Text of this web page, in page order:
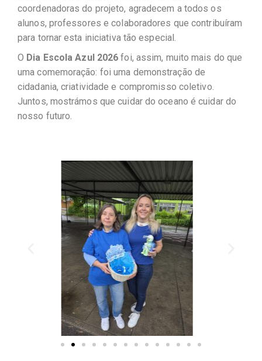
coordenadoras do projeto, agradecem a todos os
alunos, professores e colaboradores que contribuíram
para tornar esta iniciativa tão especial.
O Dia Escola Azul 2026 foi, assim, muito mais do que
uma comemoração: foi uma demonstração de
cidadania, criatividade e compromisso coletivo.
Juntos, mostrámos que cuidar do oceano é cuidar do
nosso futuro.